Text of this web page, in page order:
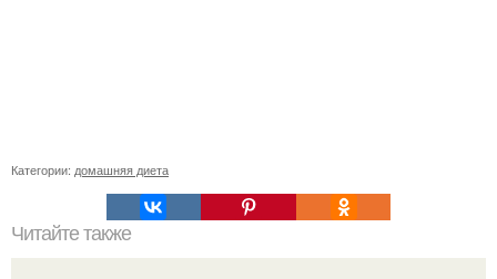
Категории: домашняя диета
Читайте также